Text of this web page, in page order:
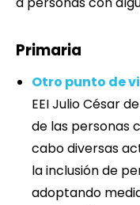
Primaria
Otro punto de
EEI Julio César
de las personas
cabo diversas
la inclusión de
adoptando